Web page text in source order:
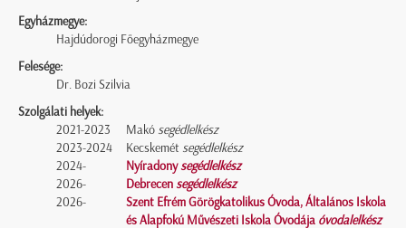
Egyházmegye:
Hajdúdorogi Főegyházmegye
Felesége:
Dr. Bozi Szilvia
Szolgálati helyek:
2021-2023
Makó segédlelkész
2023-2024
Kecskemét segédlelkész
2024-
Nyíradonysegédlelkész
2026-
Debrecensegédlelkész
2026-
Szent Efrém Görögkatolikus Óvoda, Általános Iskola
és Alapfokú Művészeti Iskola Óvodája óvodalelkész